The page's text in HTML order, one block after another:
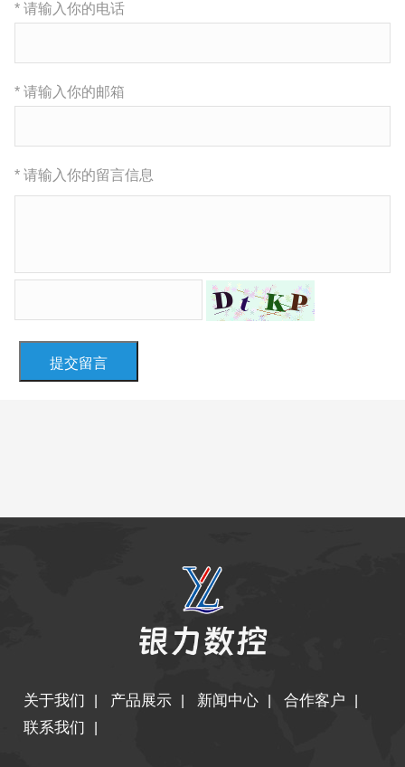
* 请输入你的电话
* 请输入你的邮箱
* 请输入你的留言信息
提交留言
关于我们 产品展示 新闻中心 合作客户
联系我们